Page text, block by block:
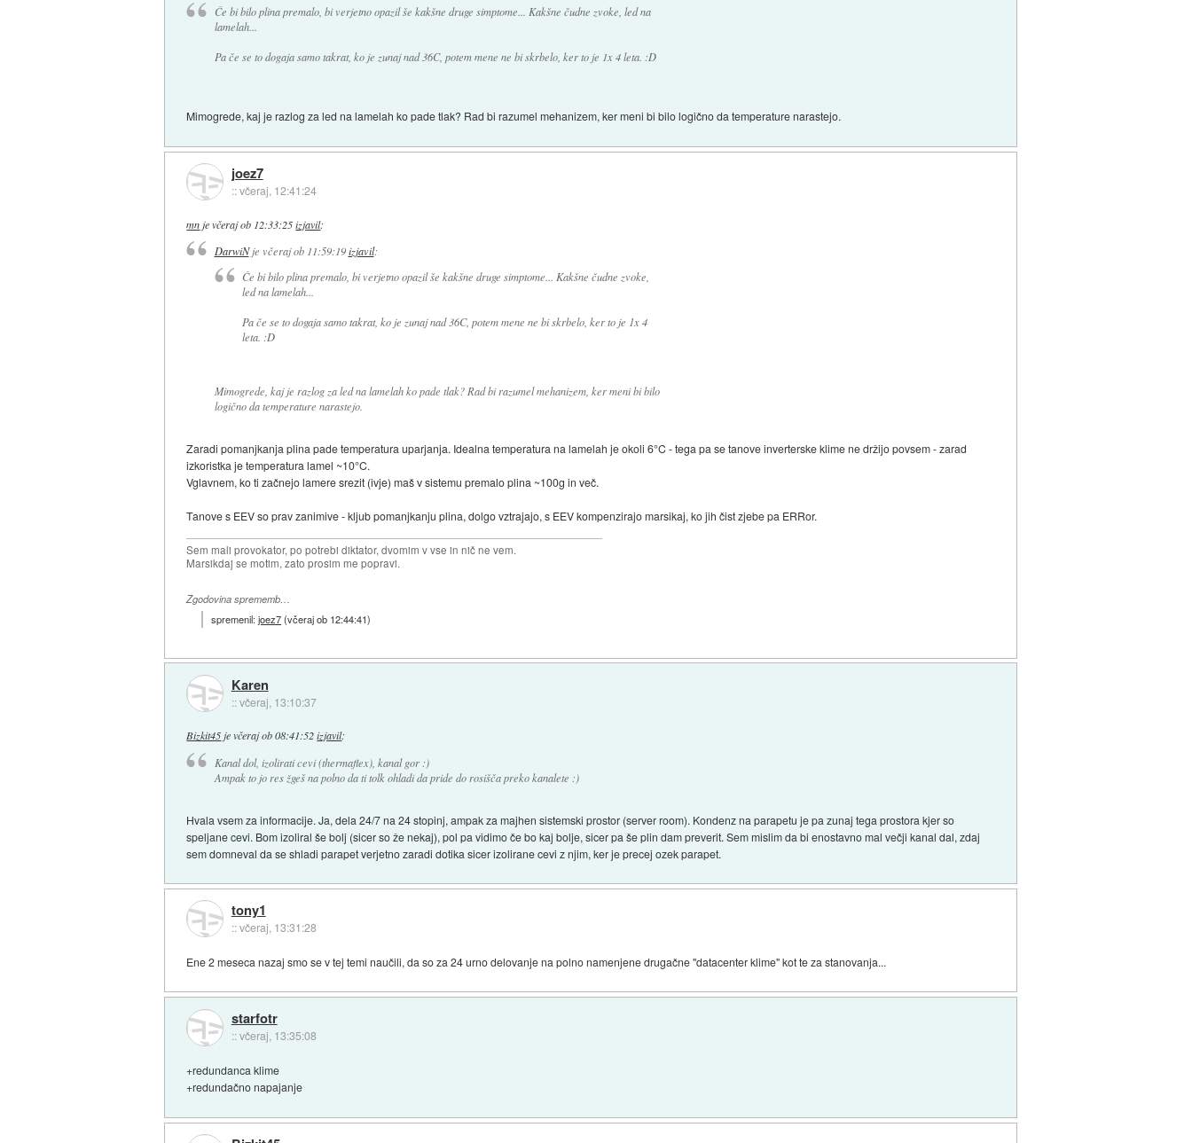
Če bi bilo plina premalo, bi verjetno opazil še kakšne druge simptome... Kakšne čudne zvoke, led na
lamelah...
Pa če se to dogaja samo takrat, ko je zunaj nad 36C, potem mene ne bi skrbelo, ker to je 1x 4 leta. :D
Mimogrede, kaj je razlog za led na lamelah ko pade tlak? Rad bi razumel mehanizem, ker meni bi bilo logično da temperature narastejo.
joez7
::včeraj, 12:41:24
mn jevčeraj ob 12:33:25 izjavil:
DarwiNje včeraj ob 11:59:19 izjavil:
Če bi bilo plina premalo, bi verjetno opazil še kakšne druge simptome... Kakšne čudne zvoke,
led na lamelah...
Pa če se to dogaja samo takrat, ko je zunaj nad 36C, potem mene ne bi skrbelo, ker to je 1x 4
leta. :D
Mimogrede, kaj je razlog za led na lamelah ko pade tlak? Rad bi razumel mehanizem, ker meni bi bilo
logično da temperature narastejo.
Zaradi pomanjkanja plina pade temperatura uparjanja. Idealna temperatura na lamelah je okoli 6°C - tega pa se tanove inverterske klime ne držijo povsem - zarad
izkoristka je temperatura lamel ~10°C.
Vglavnem, ko ti začnejo lamere srezit (ivje) maš v sistemu premalo plina ~100g in več.
Tanove s EEV so prav zanimive - kljub pomanjkanju plina, dolgo vztrajajo, s EEV kompenzirajo marsikaj, ko jih čist zjebe pa ERRor.
Sem mali provokator, po potrebi diktator, dvomim v vse in nič ne vem.
Marsikdaj se motim, zato prosim me popravi.
Zgodovina sprememb…
spremenil:joez7(včeraj ob 12:44:41)
Karen
::včeraj, 13:10:37
Bizkit45jevčeraj ob 08:41:52 izjavil:
Kanal dol, izolirati cevi (thermaflex), kanal gor :)
Ampak to jo res žgeš na polno da ti tolk ohladi da pride do rosišča preko kanalete :)
Hvala vsem za informacije. Ja, dela 24/7 na 24 stopinj, ampak za majhen sistemski prostor (server room). Kondenz na parapetu je pa zunaj tega prostora kjer so
speljane cevi. Bom izoliral še bolj (sicer so že nekaj), pol pa vidimo če bo kaj bolje, sicer pa še plin dam preverit. Sem mislim da bi enostavno mal večji kanal dal, zdaj
sem domneval da se shladi parapet verjetno zaradi dotika sicer izolirane cevi z njim, ker je precej ozek parapet.
tony1
::včeraj, 13:31:28
Ene 2 meseca nazaj smo se v tej temi naučili, da so za 24 urno delovanje na polno namenjene drugačne "datacenter klime" kot te za stanovanja...
starfotr
::včeraj, 13:35:08
+redundanca klime
+redundačno napajanje